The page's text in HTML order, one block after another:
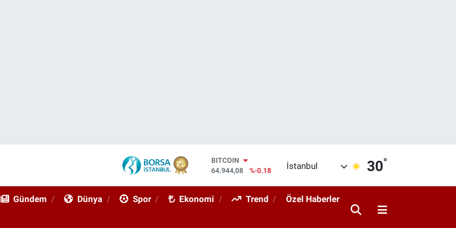
BITCOIN
64.944,08
%-0.18
47,7436
%0.18
EURO
İstanbul 30°
Gündem Dünya Spor Ekonomi Trend Özel Haberler